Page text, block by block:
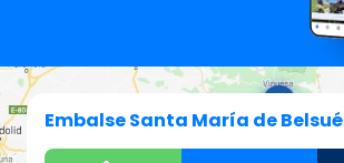
Embalse Santa María de Belsué